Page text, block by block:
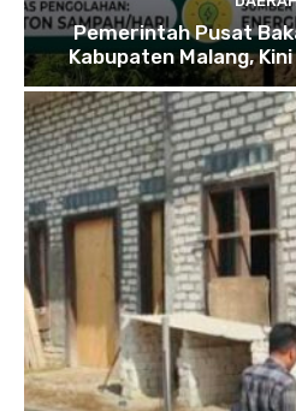
Pemerintah Pusat
Kabupaten Malang,